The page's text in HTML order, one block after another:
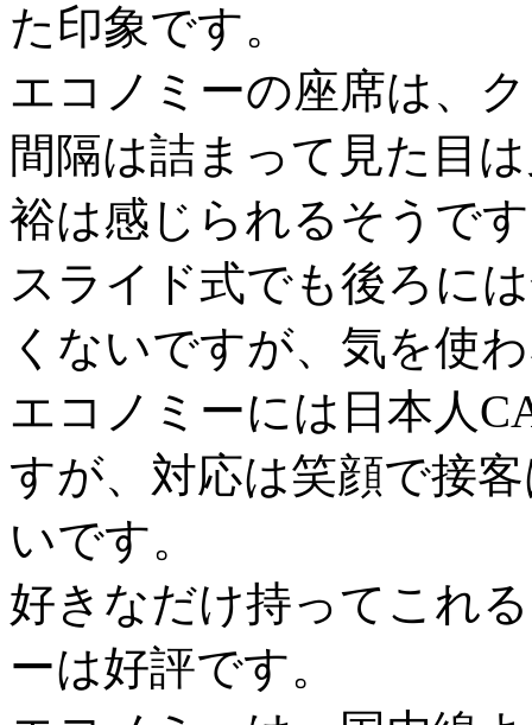
た印象です。
エコノミーの座席は、
間隔は詰まって見た目
裕は感じられるそうで
スライド式でも後ろに
くないですが、気を使
エコノミーには日本人
すが、対応は笑顔で接
いです。
好きなだけ持ってこれ
ーは好評です。